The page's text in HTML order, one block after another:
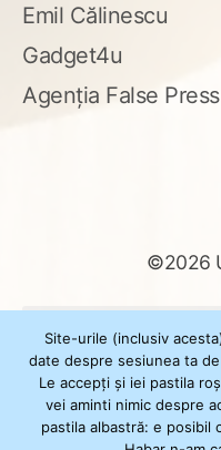
Emil Călinescu
Gadget4u
Agenția False Press
©2026
după:
Site-urile (inclusiv
date despre sesiunea ta
Le accepți și iei pastila
vei aminti nimic despre
pastila albastră: e posibil